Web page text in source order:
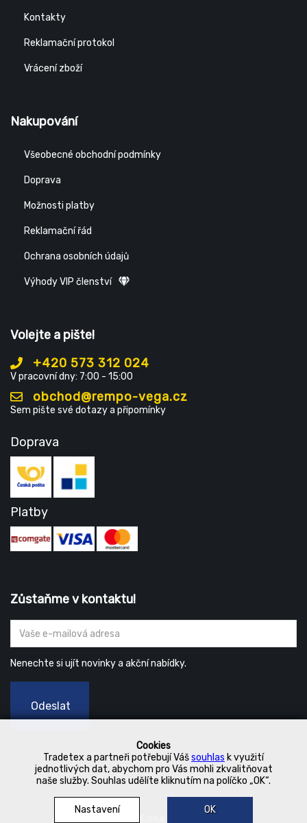
Cookies
Tradetex a partneři potřebují Vášsouhlas k využití
jednotlivých dat, abychom pro Vás mohli zkvalitňovat
naše služby. Souhlas udělíte kliknutím na políčko „OK“.
Nastavení OK
Kontakty
Reklamační protokol
Vrácení zboží
Nakupování
Všeobecné obchodní podmínky
Doprava
Možnosti platby
Reklamační řád
Ochrana osobních údajů
Výhody VIP členství
Volejte a pište!
+420 573 312 024
V pracovní dny: 7:00 - 15:00
obchod@rempo-vega.cz
Sem pište své dotazy a připomínky
Doprava
Platby
Zůstaňme v kontaktu!
Nenechte si ujít novinky a akční nabídky.
Odeslat